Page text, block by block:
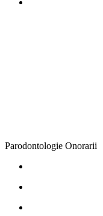
Parodontologie Onorarii